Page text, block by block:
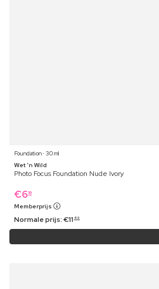
Foundation ⋅ 30 ml
Wet 'n Wild
Photo Focus Foundation Nude Ivory
€619
Memberprijs
Normale prijs:€11 49